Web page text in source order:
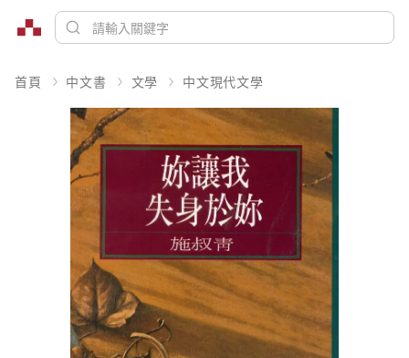
首頁 中文書 文學 中文現代文學